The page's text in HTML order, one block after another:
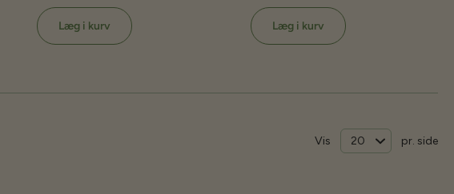
Læg i kurv Læg i kurv
Vis pr. side